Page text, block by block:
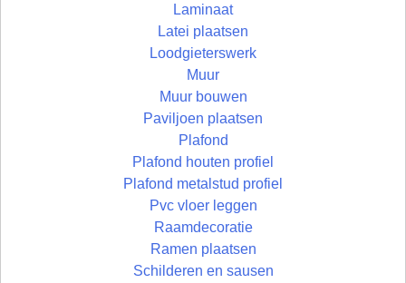
Laminaat
Latei plaatsen
Loodgieterswerk
Muur
Muur bouwen
Paviljoen plaatsen
Plafond
Plafond houten profiel
Plafond metalstud profiel
Pvc vloer leggen
Raamdecoratie
Ramen plaatsen
Schilderen en sausen